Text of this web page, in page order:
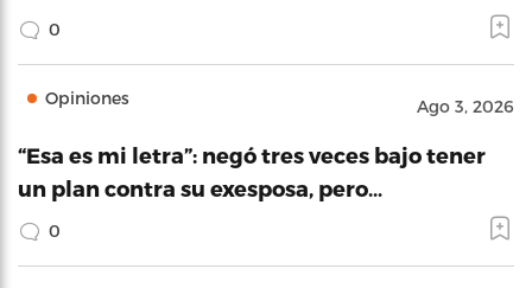
0
Opiniones Ago 3, 2026
“Esa es mi letra”: negó tres veces bajo tener
un plan contra su exesposa, pero…
0